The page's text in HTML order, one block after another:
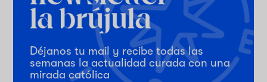
Déjanos tu mail y recibe todas las
semanas la actualidad curada con una
mirada católica